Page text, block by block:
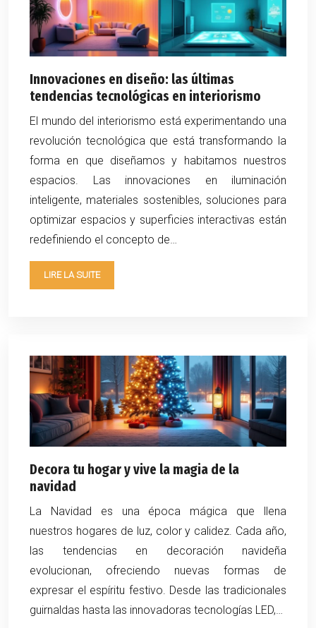
Innovaciones en diseño: las últimas
tendencias tecnológicas en interiorismo
El mundo del interiorismo está experimentando una
revolución tecnológica que está transformando la
forma en que diseñamos y habitamos nuestros
espacios. Las innovaciones en iluminación
inteligente, materiales sostenibles, soluciones para
optimizar espacios y superficies interactivas están
redefiniendo el concepto de…
LIRE LA SUITE
Decora tu hogar y vive la magia de la
navidad
La Navidad es una época mágica que llena
nuestros hogares de luz, color y calidez. Cada año,
las tendencias en decoración navideña
evolucionan, ofreciendo nuevas formas de
expresar el espíritu festivo. Desde las tradicionales
guirnaldas hasta las innovadoras tecnologías LED,…